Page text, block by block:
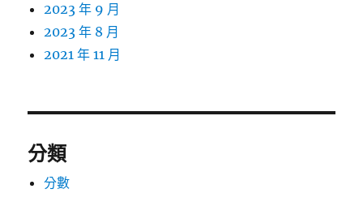
2023 年 9 月
2023 年 8 月
2021 年 11 月
分類
分數